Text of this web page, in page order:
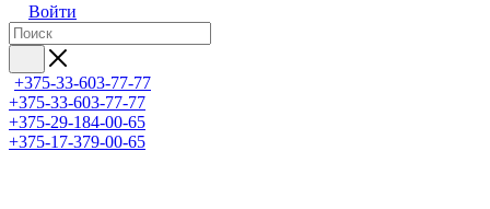
Войти
+375-33-603-77-77
+375-33-603-77-77
+375-29-184-00-65
+375-17-379-00-65